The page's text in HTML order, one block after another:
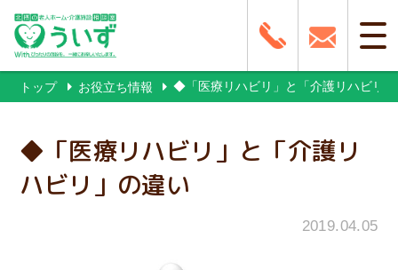
トップ お役立ち情報 ◆「医療リハビリ」と「介護リハビリ
◆「医療リハビリ」と「介護リ
ハビリ」の違い
2019.04.05